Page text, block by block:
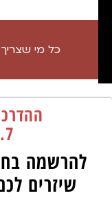
כל מי
1.7 בשעה 20:30
להרשמה
שיזרים